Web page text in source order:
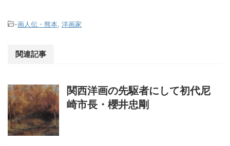
-画人伝・熊本, 洋画家
関連記事
関西洋画の先駆者にして初代尼
崎市長・櫻井忠剛